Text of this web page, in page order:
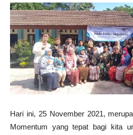
Hari ini, 25 November 2021,
Momentum yang tepat bagi kita